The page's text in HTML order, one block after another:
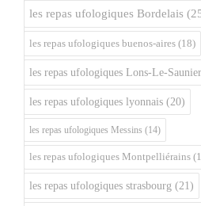
les repas ufologiques Bordelais
les repas ufologiques buenos-aires (18)
les repas ufologiques Lons-Le-Saunier
les repas ufologiques lyonnais (20)
les repas ufologiques Messins (14)
les repas ufologiques Montpelliérains
les repas ufologiques strasbourg (21)